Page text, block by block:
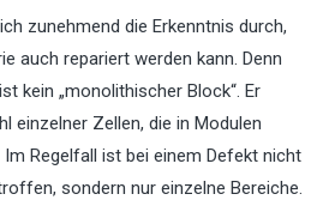
zunehmend die Erkenntnis durch,
auch repariert werden kann. Denn
kein „monolithischer Block“. Er
einzelner Zellen, die in Modulen
Regelfall ist bei einem Defekt nicht
sondern nur einzelne Bereiche.